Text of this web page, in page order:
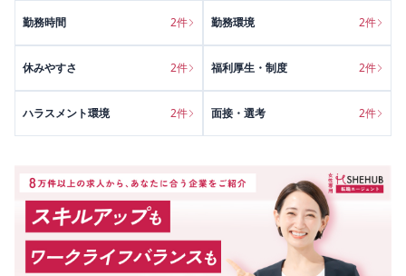
勤務時間 2件 勤務環境 2件
休みやすさ 2件 福利厚生・制度 2件
ハラスメント環境 2件 面接・選考 2件